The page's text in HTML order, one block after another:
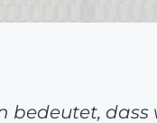
bedeutet,